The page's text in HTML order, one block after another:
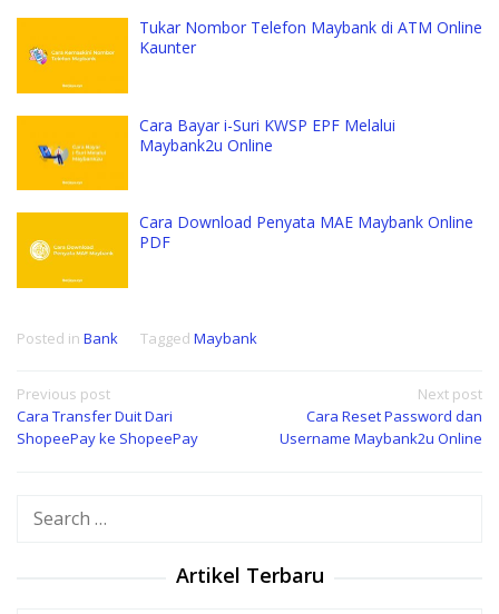
Tukar Nombor Telefon Maybank di ATM Online
Kaunter
Cara Bayar i-Suri KWSP EPF Melalui
Maybank2u Online
Cara Download Penyata MAE Maybank Online
PDF
Posted in Bank Tagged Maybank
Post
navigation
Previous post
Cara Transfer Duit Dari
ShopeePay ke ShopeePay
Next post
Cara Reset Password dan
Username Maybank2u Online
Search
Artikel Terbaru